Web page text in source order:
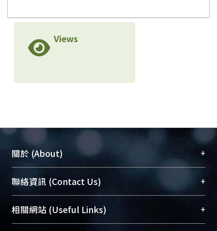
Views
關於 (About) +
臺大位居世界頂尖大學之列，為永久珍藏及向國際
展現本校豐碩的研究成果及學術能量，圖書館整合
機構典藏（NTUR）與學術庫（AH）不同功能平
台，成為臺大學術典藏NTU scholars。期能整合研
聯絡資訊 (Contact Us) +
總館學科館員(Main Library)
醫學圖書館學科館員(Medical Library)
相關網站 (Useful Links) +